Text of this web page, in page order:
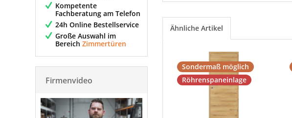
Kompetente
Fachberatung am Telefon
24h Online Bestellservice
Große Auswahl im
Bereich Zimmertüren
Firmenvideo
Ähnliche Artikel
Sondermaß möglich
Röhrenspaneinlage